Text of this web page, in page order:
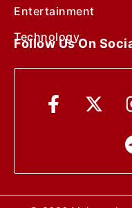
Entertainment
Technology
Follow Us On